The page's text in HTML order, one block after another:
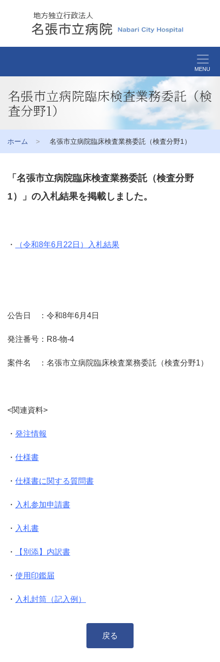
MENU
名張市立病院臨床検査業務委託（検
査分野1）
ホーム 名張市立病院臨床検査業務委託（検査分野1）
「名張市立病院臨床検査業務委託（検査分野
1）」の入札結果を掲載しました。
・ （令和8年6月22日）入札結果
公告日 ：令和8年6月4日
発注番号：R8-物-4
案件名 ：名張市立病院臨床検査業務委託（検査分野1）
<関連資料>
・ 発注情報
・ 仕様書
・ 仕様書に関する質問書
・ 入札参加申請書
・ 入札書
・ 【別添】内訳書
・ 使用印鑑届
・ 入札封筒（記入例）
戻る